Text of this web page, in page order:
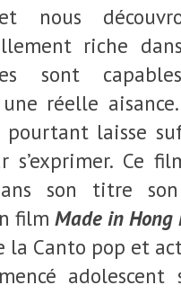
nous
riche
sont
réelle
laisse
s’exprimer. Ce
son titre son
film Made in Hong
la Canto pop et